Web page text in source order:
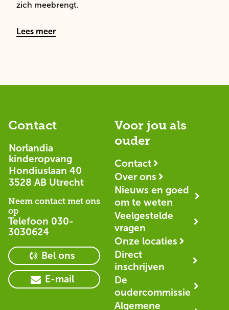
zich meebrengt.
Lees meer
Contact
Norlandia
kinderopvang
Hondiuslaan 40
3528 AB Utrecht
Neem contact met ons
op
Telefoon 030-
3030624
Bel ons
E-mail
Voor jou als
ouder
Contact
Over ons
Nieuws en goed
om te weten
Veelgestelde
vragen
Onze locaties
Direct
inschrijven
De
oudercommissie
Algemene